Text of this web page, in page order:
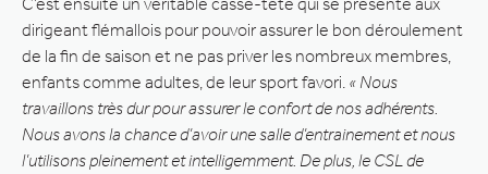
dirigeant flémallois pour pouvoir assurer le bon déroulement
de la fin de saison et ne pas priver les nombreux membres,
enfants comme adultes, de leur sport favori. « Nous
travaillons très dur pour assurer le confort de nos adhérents.
Nous avons la chance d’avoir une salle d’entrainement et nous
l’utilisons pleinement et intelligemment. De plus, le CSL de